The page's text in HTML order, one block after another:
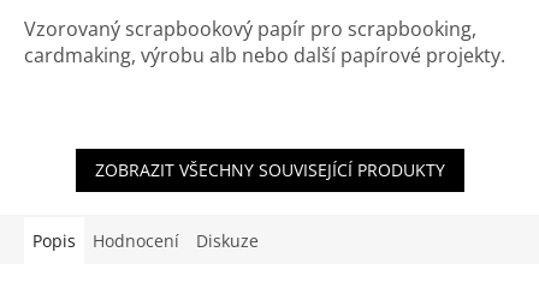
Vzorovaný scrapbookový papír pro scrapbooking,
cardmaking, výrobu alb nebo další papírové projekty.
ZOBRAZIT VŠECHNY SOUVISEJÍCÍ PRODUKTY
Popis Hodnocení Diskuze